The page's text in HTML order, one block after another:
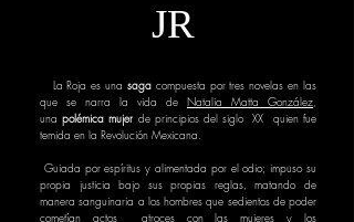
JR
La Roja es una saga compuesta por tres novelas en las
que se narra la vida de Natalia Matta González,
unapolémica mujer de principios del siglo XX quien fue
temida en la Revolución Mexicana.
Guiada por espíritus y alimentada por el odio; impuso su
propia justicia bajo sus propias reglas, matando de
manera sanguinaria a los hombres que sedientos de poder
cometían actos
atroces con las mujeres y los